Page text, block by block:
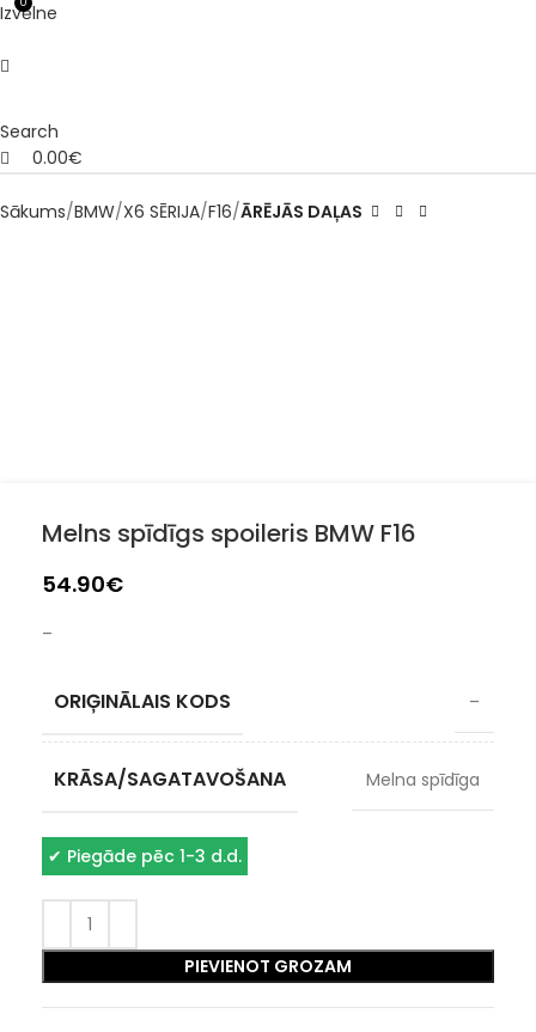
Izvēlne
Search
0.00€
Sākums BMW X6 SĒRIJA F16 ĀRĒJĀS DAĻAS
Melns spīdīgs spoileris BMW F16
54.90€
–
ORIĢINĀLAIS KODS –
KRĀSA/SAGATAVOŠANA Melna spīdīga
✔ Piegāde pēc 1-3 d.d.
PIEVIENOT GROZAM